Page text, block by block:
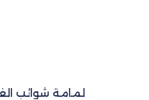
لمامة شوائب